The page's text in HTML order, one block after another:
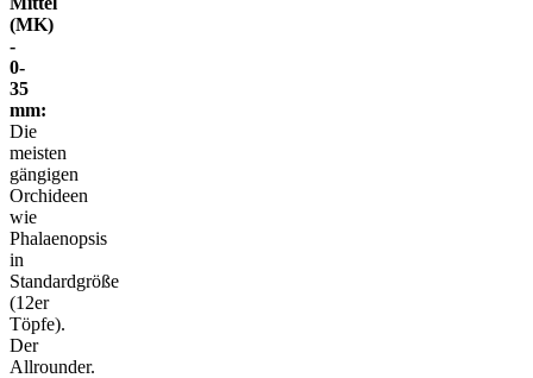
(MK)
-
0-
35
mm:
Die
meisten
gängigen
Orchideen
wie
Phalaenopsis
in
Standardgröße
(12er
Töpfe).
Der
Allrounder.